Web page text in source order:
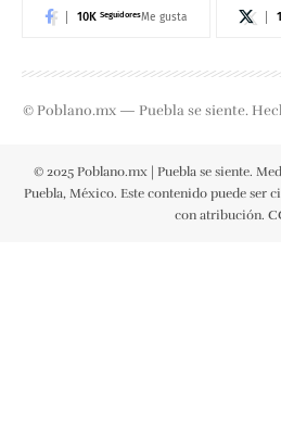
10K SeguidoresMe gusta
© Poblano.mx — Puebla se siente.
© 2025 Poblano.mx | Puebla se siente.
Puebla, México. Este contenido puede ser
con atribución.